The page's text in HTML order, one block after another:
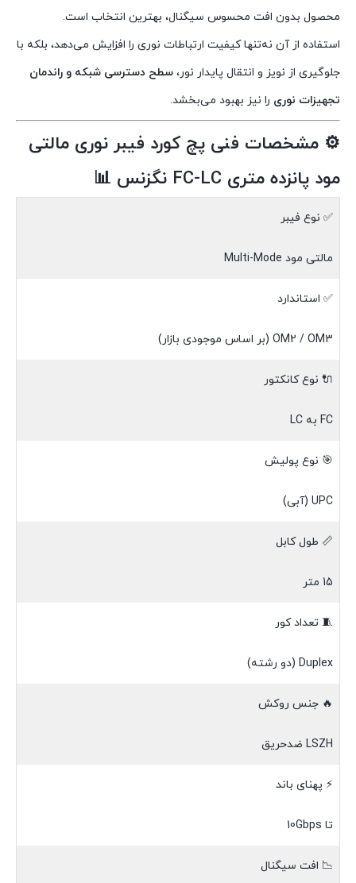
محصول بدون افت محسوس سیگنال، بهترین انتخاب است.
استفاده از آن نه‌تنها کیفیت ارتباطات نوری را افزایش می‌دهد، بلکه با
جلوگیری از نویز و انتقال پایدار نور، سطح دسترسی شبکه و راندمان
تجهیزات نوری را نیز بهبود می‌بخشد.
⚙️ مشخصات فنی پچ کورد فیبر نوری مالتی
مود پانزده متری FC-LC نگزنس 📊
✅ نوع فیبر
مالتی مود Multi-Mode
✅ استاندارد
OM2 / OM3 (بر اساس موجودی بازار)
🔌 نوع کانکتور
FC به LC
🎯 نوع پولیش
UPC (آبی)
📏 طول کابل
15 متر
🧵 تعداد کور
Duplex (دو رشته)
🔥 جنس روکش
LSZH ضدحریق
⚡ پهنای باند
تا 10Gbps
📉 افت سیگنال